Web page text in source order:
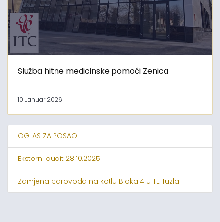
Služba hitne medicinske pomoći Zenica
10 Januar 2026
OGLAS ZA POSAO
Eksterni audit 28.10.2025.
Zamjena parovoda na kotlu Bloka 4 u TE Tuzla